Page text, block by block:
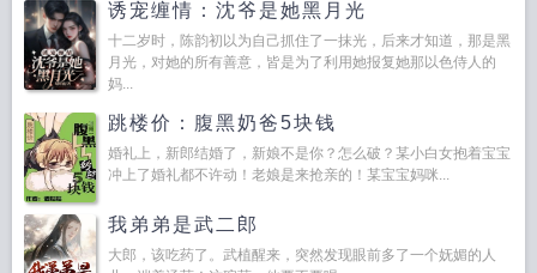
诱宠缠情：沈爷是她黑月光
十二岁时，陈韵初以为自己抓住了一抹光，后来才知道，那是黑
月光，对她的所有善意，皆是为了利用她报复她那以色侍人的
妈...
跳楼价：腹黑奶爸5块钱
婚礼上，新郎结婚了，新娘不是你？怎么破？某小白女抱着宝宝
冲上了婚礼都不许动！老娘是来抢亲的！某宝宝妈咪...
我弟弟是武二郎
大郎，该吃药了。武植醒来，突然发现眼前多了一个妩媚的人